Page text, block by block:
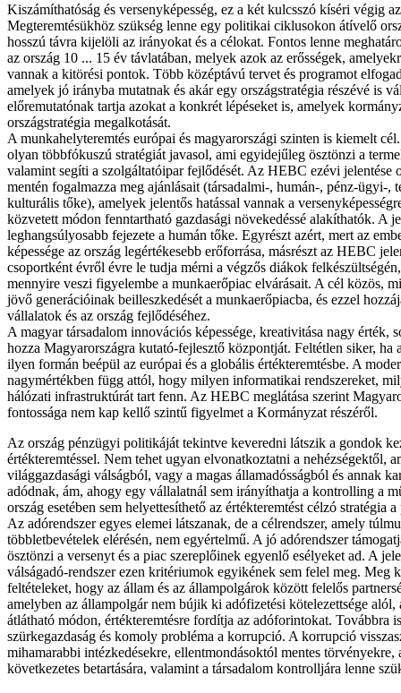
Kiszámíthatóság és versenyképesség, ez a két kulcsszó kíséri végig
Megteremtésükhöz szükség lenne egy politikai ciklusokon átívelő
hosszú távra kijelöli az irányokat és a célokat. Fontos lenne
az ország 10 ... 15 év távlatában, melyek azok az erősségek,
vannak a kitörési pontok. Több középtávú tervet és programot
amelyek jó irányba mutatnak és akár egy országstratégia részévé is
előremutatónak tartja azokat a konkrét lépéseket is, amelyek
országstratégia megalkotását.
A munkahelyteremtés európai és magyarországi szinten is kiemelt
olyan többfókuszú stratégiát javasol, ami egyidejűleg ösztönzi a
valamint segíti a szolgáltatóipar fejlődését. Az HEBC ezévi jelentése
mentén fogalmazza meg ajánlásait (társadalmi-, humán-, pénz-ügyi-,
kulturális tőke), amelyek jelentős hatással vannak a
közvetett módon fenntartható gazdasági növekedéssé alakíthatók. A
leghangsúlyosabb fejezete a humán tőke. Egyrészt azért, mert az
képessége az ország legértékesebb erőforrása, másrészt az HEBC
csoportként évről évre le tudja mérni a végzős diákok
mennyire veszi figyelembe a munkaerőpiac elvárásait. A cél közös,
jövő generációinak beilleszkedését a munkaerőpiacba, és ezzel
vállalatok és az ország fejlődéséhez.
A magyar társadalom innovációs képessége, kreativitása nagy érték,
hozza Magyarországra kutató-fejlesztő központját. Feltétlen siker, ha
ilyen formán beépül az európai és a globális értékteremtésbe. A
nagymértékben függ attól, hogy milyen informatikai rendszereket,
hálózati infrastruktúrát tart fenn. Az HEBC meglátása szerint
fontossága nem kap kellő szintű figyelmet a Kormányzat részéről.
Az ország pénzügyi politikáját tekintve keveredni látszik a gondok
értékteremtéssel. Nem tehet ugyan elvonatkoztatni a nehézségektől,
világgazdasági válságból, vagy a magas államadósságból és annak
adódnak, ám, ahogy egy vállalatnál sem irányíthatja a kontrolling a
ország esetében sem helyettesíthető az értékteremtést célzó stratégia
Az adórendszer egyes elemei látszanak, de a célrendszer, amely
többletbevételek elérésén, nem egyértelmű. A jó adórendszer
ösztönzi a versenyt és a piac szereplőinek egyenlő esélyeket ad. A
válságadó-rendszer ezen kritériumok egyikének sem felel meg. Meg
feltételeket, hogy az állam és az állampolgárok között felelős
amelyben az állampolgár nem bújik ki adófizetési kötelezettsége alól,
átlátható módon, értékteremtésre fordítja az adóforintokat. Továbbra
szürkegazdaság és komoly probléma a korrupció. A korrupció
mihamarabbi intézkedésekre, ellentmondásoktól mentes törvényekre,
következetes betartására, valamint a társadalom kontrolljára lenne